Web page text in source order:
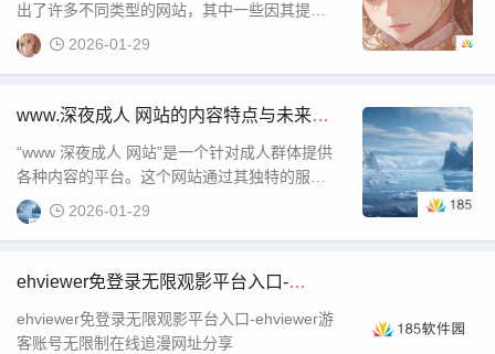
出了许多不同类型的网站，其中一些因其提供
特定类型的内容而吸引了大量用户的关注。禁
漫天堂就是这样一个独特的存在，尤其是在一
2026-01-29
www.深夜成人 网站的内容特点与未来发
展趋势，用户如何选择适合自己的平台？
“www 深夜成人 网站”是一个针对成人群体提供
各种内容的平台。这个网站通过其独特的服务
形式，吸引了大量用户的访问，尤其是在夜间
时段。随着互联网的不断发展，成人内容的需
台上，用户不仅可以找到丰富的视觉享受，还
简单的界面和
2026-01-29
ehviewer免登录无限观影平台入口-
ehviewer游客账号无限制在线追漫网址分
享
ehviewer免登录无限观影平台入口-ehviewer游
客账号无限制在线追漫网址分享